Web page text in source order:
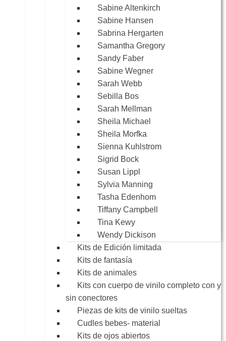
Sabine Altenkirch
Sabine Hansen
Sabrina Hergarten
Samantha Gregory
Sandy Faber
Sabine Wegner
Sarah Webb
Sebilla Bos
Sarah Mellman
Sheila Michael
Sheila Morfka
Sienna Kuhlstrom
Sigrid Bock
Susan Lippl
Sylvia Manning
Tasha Edenhom
Tiffany Campbell
Tina Kewy
Wendy Dickison
Kits de Edición limitada
Kits de fantasía
Kits de animales
Kits con cuerpo de vinilo completo con y
sin conectores
Piezas de kits de vinilo sueltas
Cudles bebes- material
Kits de ojos abiertos